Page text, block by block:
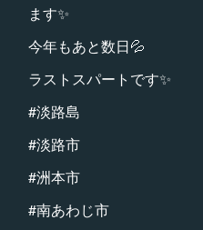
ます✨
今年もあと数日💦
ラストスパートです✨
#淡路島
#淡路市
#洲本市
#南あわじ市